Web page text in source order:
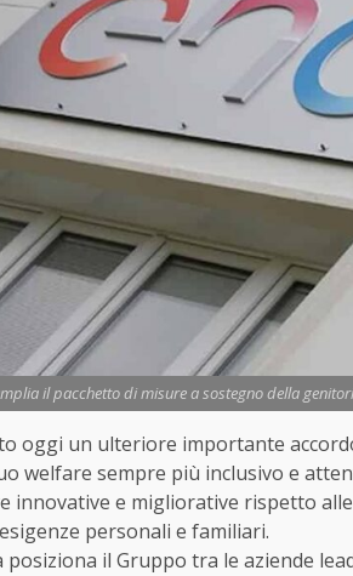
il pacchetto di misure a sostegno della
oggi un ulteriore importante accordo
welfare sempre più inclusivo e
innovative e migliorative rispetto
personali e familiari.
posiziona il Gruppo tra le aziende